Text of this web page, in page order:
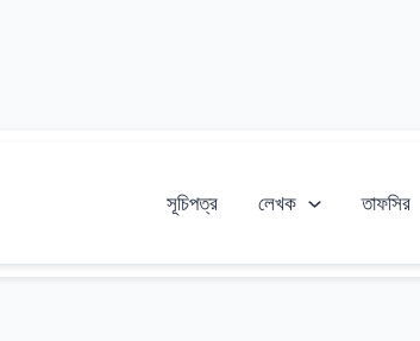
সূচিপত্র লেখক তাফসির